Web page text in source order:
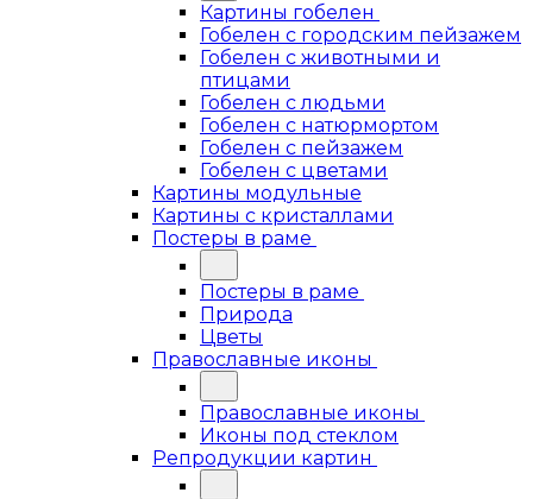
Картины гобелен
Гобелен с городским пейзажем
Гобелен с животными и
птицами
Гобелен с людьми
Гобелен с натюрмортом
Гобелен с пейзажем
Гобелен с цветами
Картины модульные
Картины с кристаллами
Постеры в раме
Постеры в раме
Природа
Цветы
Православные иконы
Православные иконы
Иконы под стеклом
Репродукции картин